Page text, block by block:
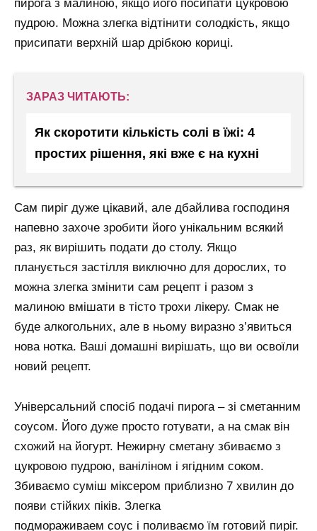
пирога з малиною, якщо його посипати цукровою
пудрою. Можна злегка відтінити солодкість, якщо
присипати верхній шар дрібкою кориці.
ЗАРАЗ ЧИТАЮТЬ:
Як скоротити кількість солі в їжі: 4
простих рішення, які вже є на кухні
Сам пиріг дуже цікавий, але дбайлива господиня
напевно захоче зробити його унікальним всякий
раз, як вирішить подати до столу. Якщо
планується застілля виключно для дорослих, то
можна злегка змінити сам рецепт і разом з
малиною вмішати в тісто трохи лікеру. Смак не
буде алкогольних, але в ньому виразно з’явиться
нова нотка. Ваші домашні вирішать, що ви освоїли
новий рецепт.
Універсальний спосіб подачі пирога – зі сметанним
соусом. Його дуже просто готувати, а на смак він
схожий на йогурт. Нежирну сметану збиваємо з
цукровою пудрою, ваніліном і ягідним соком.
Збиваємо суміш міксером приблизно 7 хвилин до
появи стійких піків. Злегка
подмораживаем соус і поливаємо їм готовий пиріг.